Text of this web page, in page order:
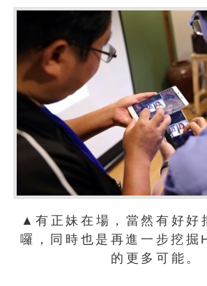
▲有正妹在場，當然有好好
囉，同時也是再進一步挖
的更多可能。